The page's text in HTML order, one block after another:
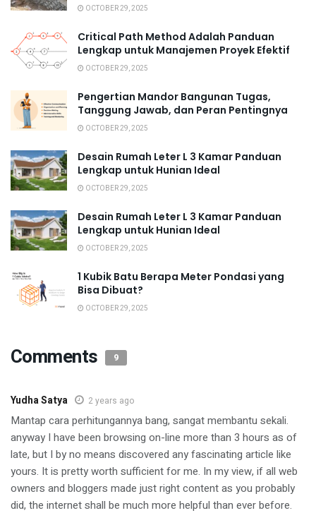
OCTOBER 29, 2025
Critical Path Method Adalah Panduan
Lengkap untuk Manajemen Proyek Efektif
OCTOBER 29, 2025
Pengertian Mandor Bangunan Tugas,
Tanggung Jawab, dan Peran Pentingnya
OCTOBER 29, 2025
Desain Rumah Leter L 3 Kamar Panduan
Lengkap untuk Hunian Ideal
OCTOBER 29, 2025
Desain Rumah Leter L 3 Kamar Panduan
Lengkap untuk Hunian Ideal
OCTOBER 29, 2025
1 Kubik Batu Berapa Meter Pondasi yang
Bisa Dibuat?
OCTOBER 29, 2025
Comments 9
Yudha Satya 2 years ago
Mantap cara perhitungannya bang, sangat membantu sekali.
anyway I have been browsing on-line more than 3 hours as of
late, but I by no means discovered any fascinating article like
yours. It is pretty worth sufficient for me. In my view, if all web
owners and bloggers made just right content as you probably
did, the internet shall be much more helpful than ever before.